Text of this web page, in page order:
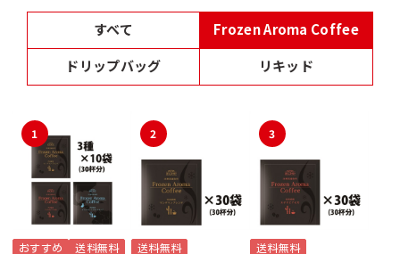
すべて
Frozen Aroma Coffee
ドリップバッグ
リキッド
1
おすすめ
送料無料
2
送料無料
3
送料無料